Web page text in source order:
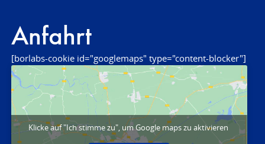
Anfahrt
[borlabs-cookie id="googlemaps" type="content-blocker"]
Klicke auf "Ich stimme zu", um Google maps zu aktivieren